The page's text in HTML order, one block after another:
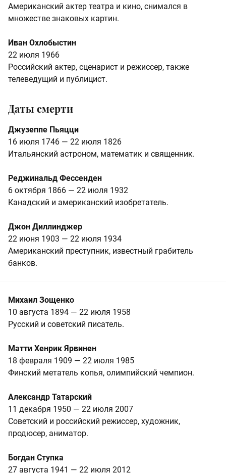
Американский актер театра и кино, снимался в
множестве знаковых картин.
Иван Охлобыстин
22 июля 1966
Российский актер, сценарист и режиссер, также
телеведущий и публицист.
Даты смерти
Джузеппе Пьяцци
16 июля 1746 — 22 июля 1826
Итальянский астроном, математик и священник.
Реджинальд Фессенден
6 октября 1866 — 22 июля 1932
Канадский и американский изобретатель.
Джон Диллинджер
22 июня 1903 — 22 июля 1934
Американский преступник, известный грабитель
банков.
Михаил Зощенко
10 августа 1894 — 22 июля 1958
Русский и советский писатель.
Матти Хенрик Ярвинен
18 февраля 1909 — 22 июля 1985
Финский метатель копья, олимпийский чемпион.
Александр Татарский
11 декабря 1950 — 22 июля 2007
Советский и российский режиссер, художник,
продюсер, аниматор.
Богдан Ступка
27 августа 1941 — 22 июля 2012